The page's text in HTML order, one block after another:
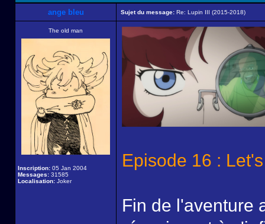
ange bleu Sujet du message: Re: Lupin III (2015-2018)
The old man
Inscription: 05 Jan 2004
Messages: 31585
Localisation: Joker
Episode 16 :
Fin de l'aventure